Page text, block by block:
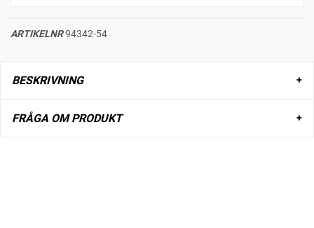
ARTIKELNR94342-54
BESKRIVNING
FRÅGA OM PRODUKT